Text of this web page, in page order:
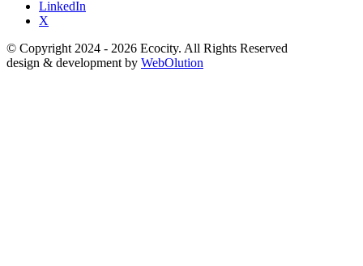
LinkedIn
X
© Copyright 2024 - 2026 Ecocity. All Rights Reserved
design & development by WebOlution